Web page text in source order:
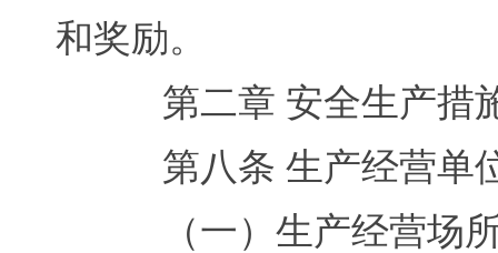
和奖励。
第二章 安全生产措
第八条 生产经营单位
（一）生产经营场所